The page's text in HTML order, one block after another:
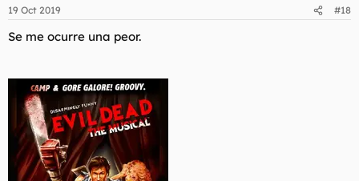
e
:
19 Oct 2019 #18
Se me ocurre una peor.